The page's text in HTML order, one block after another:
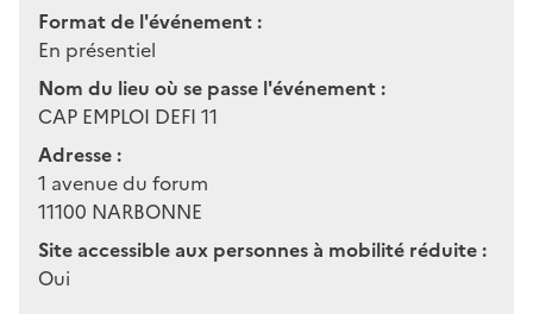
Format de l'événement :
En présentiel
Nom du lieu où se passe l'événement :
CAP EMPLOI DEFI 11
Adresse :
1 avenue du forum
11100 NARBONNE
Site accessible aux personnes à mobilité réduite :
Oui